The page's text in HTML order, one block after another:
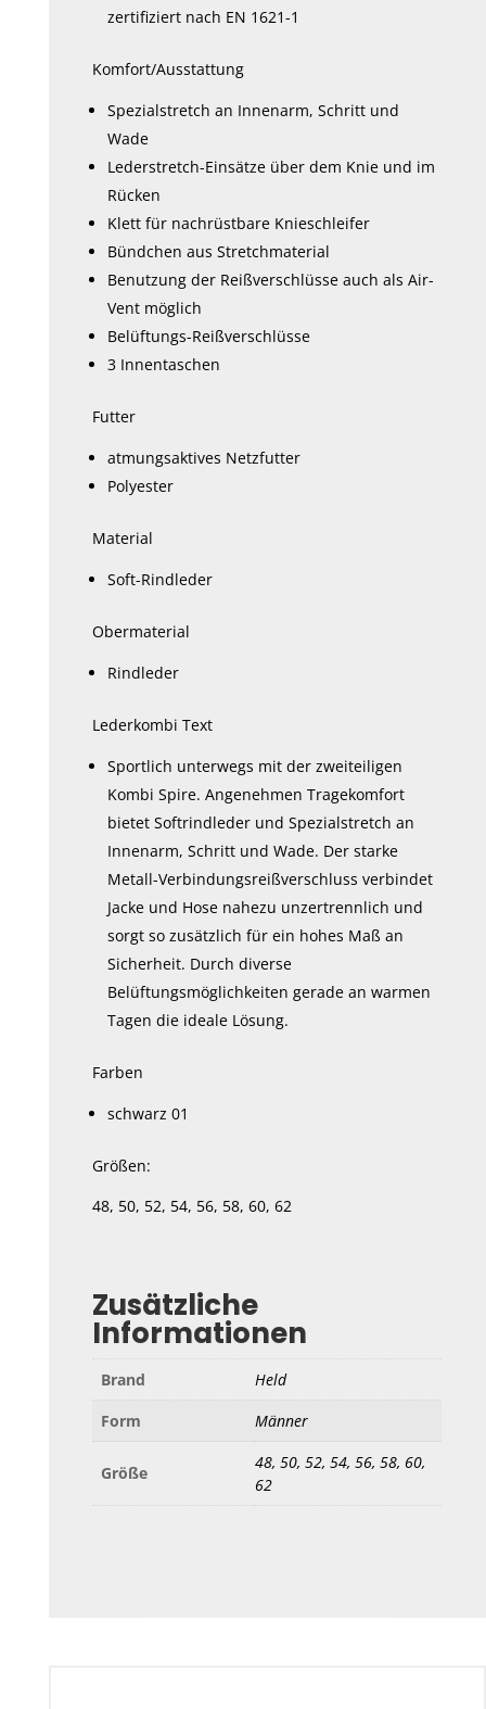
zertifiziert nach EN 1621-1
Komfort/Ausstattung
Spezialstretch an Innenarm, Schritt und
Wade
Lederstretch-Einsätze über dem Knie und im
Rücken
Klett für nachrüstbare Knieschleifer
Bündchen aus Stretchmaterial
Benutzung der Reißverschlüsse auch als Air-
Vent möglich
Belüftungs-Reißverschlüsse
3 Innentaschen
Futter
atmungsaktives Netzfutter
Polyester
Material
Soft-Rindleder
Obermaterial
Rindleder
Lederkombi Text
Sportlich unterwegs mit der zweiteiligen
Kombi Spire. Angenehmen Tragekomfort
bietet Softrindleder und Spezialstretch an
Innenarm, Schritt und Wade. Der starke
Metall-Verbindungsreißverschluss verbindet
Jacke und Hose nahezu unzertrennlich und
sorgt so zusätzlich für ein hohes Maß an
Sicherheit. Durch diverse
Belüftungsmöglichkeiten gerade an warmen
Tagen die ideale Lösung.
Farben
schwarz 01
Größen:
48, 50, 52, 54, 56, 58, 60, 62
Zusätzliche
Informationen
Brand
Held
Form
Männer
Größe
48, 50, 52, 54, 56, 58, 60,
62